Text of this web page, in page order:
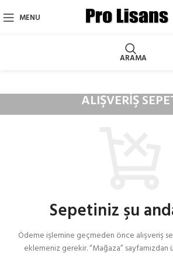
MENU
ARAMA
ALIŞVERIŞ
Sepetiniz şu
Ödeme işlemine geçmeden önce alışveriş
eklemeniz gerekir. “Mağaza” sayfamızdan